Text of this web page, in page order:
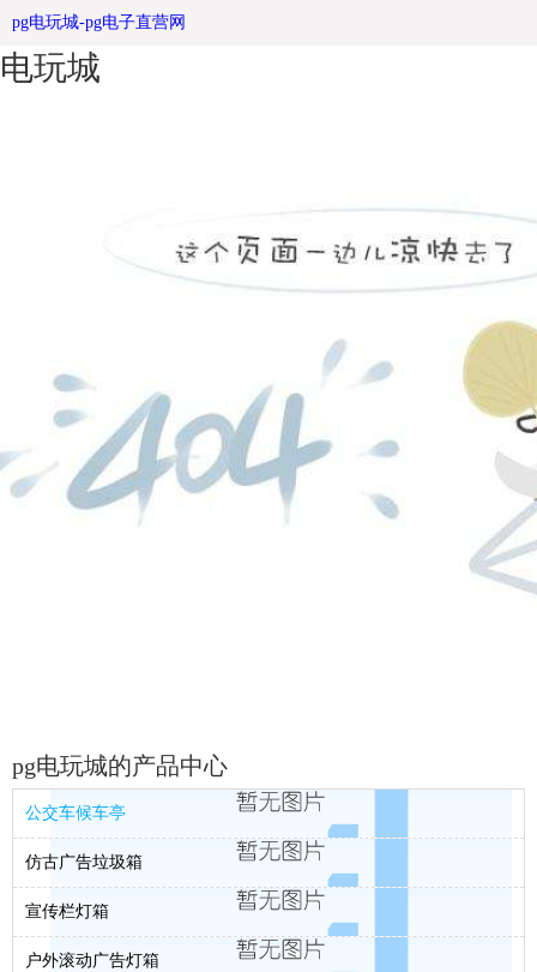
候车亭厂家|公交候车亭|公交站台-pg
电玩城
pg电玩城-pg电子直营网
pg电玩城的产品中心
公交车候车亭
仿古广告垃圾箱
宣传栏灯箱
户外滚动广告灯箱